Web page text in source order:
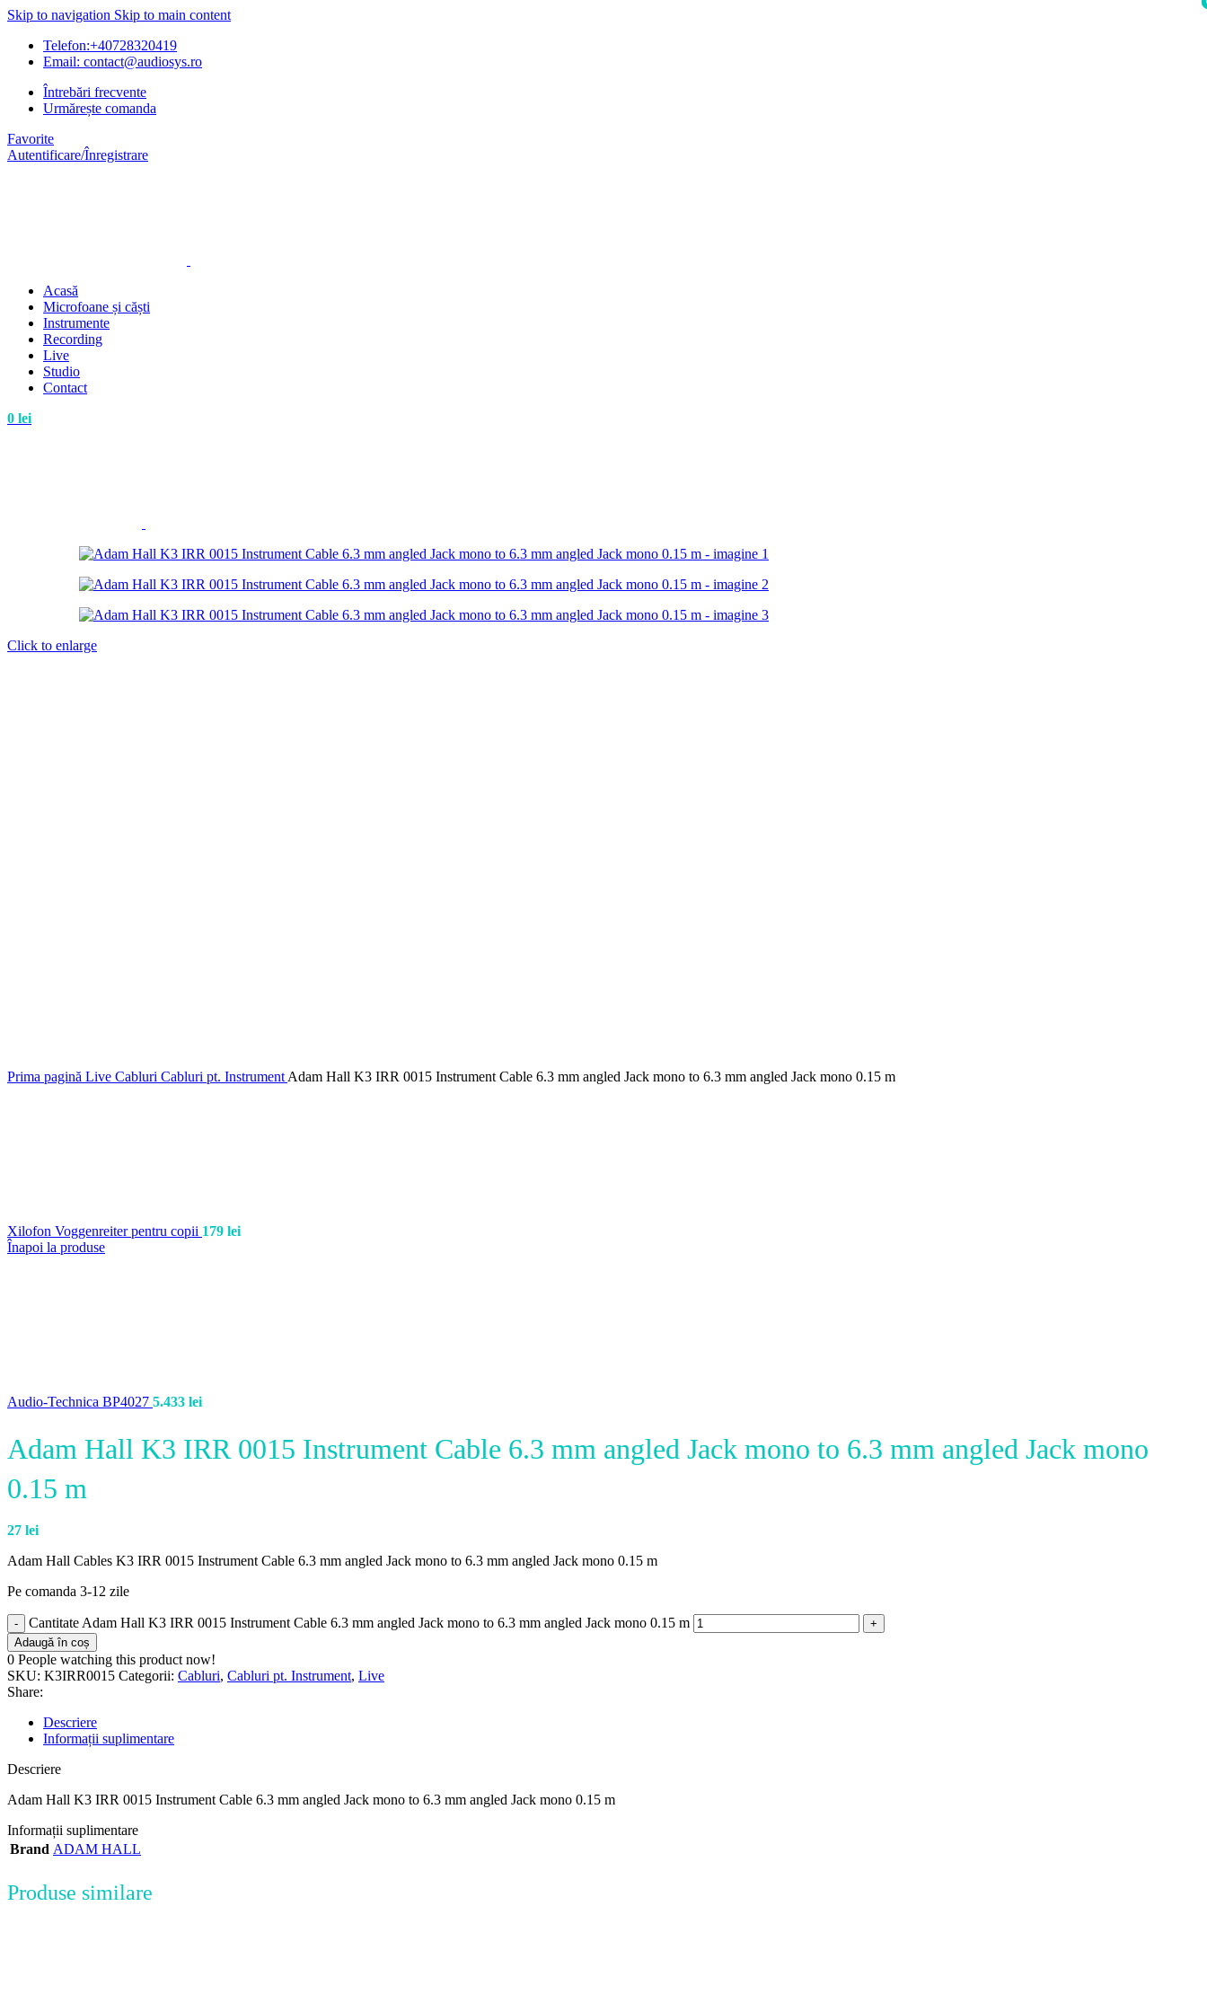
Skip to navigation Skip to main content
Telefon:+40728320419
Email: contact@audiosys.ro
Întrebări frecvente
Urmărește comanda
Favorite
Autentificare/Înregistrare
Acasă
Microfoane și căști
Instrumente
Recording
Live
Studio
Contact
0 lei
Click to enlarge
Prima pagină Live Cabluri Cabluri pt. Instrument Adam Hall K3 IRR 0015 Instrument Cable 6.3 mm angled Jack mono to 6.3 mm angled Jack mono 0.15 m
Xilofon Voggenreiter pentru copii 179 lei
Înapoi la produse
Audio-Technica BP4027 5.433 lei
Adam Hall K3 IRR 0015 Instrument Cable 6.3 mm angled Jack mono to 6.3 mm angled Jack mono
0.15 m
27 lei
Adam Hall Cables K3 IRR 0015 Instrument Cable 6.3 mm angled Jack mono to 6.3 mm angled Jack mono 0.15 m
Pe comanda 3-12 zile
Cantitate Adam Hall K3 IRR 0015 Instrument Cable 6.3 mm angled Jack mono to 6.3 mm angled Jack mono 0.15 m
Adaugă în coș
0 People watching this product now!
SKU: K3IRR0015 Categorii: Cabluri, Cabluri pt. Instrument, Live
Share:
Descriere
Informații suplimentare
Descriere
Adam Hall K3 IRR 0015 Instrument Cable 6.3 mm angled Jack mono to 6.3 mm angled Jack mono 0.15 m
Informații suplimentare
Brand ADAM HALL
Produse similare